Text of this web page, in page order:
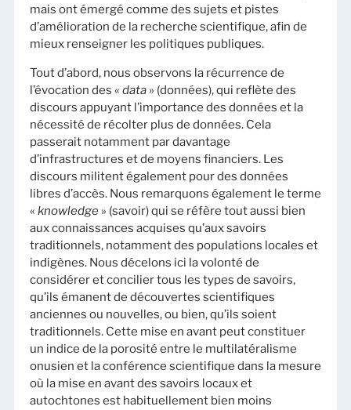
mais ont émergé comme des sujets et pistes
d’amélioration de la recherche scientifique, afin de
mieux renseigner les politiques publiques.
Tout d’abord, nous observons la récurrence de
l’évocation des « data » (données), qui reflète des
discours appuyant l’importance des données et la
nécessité de récolter plus de données. Cela
passerait notamment par davantage
d’infrastructures et de moyens financiers. Les
discours militent également pour des données
libres d’accès. Nous remarquons également le terme
« knowledge » (savoir) qui se réfère tout aussi bien
aux connaissances acquises qu’aux savoirs
traditionnels, notamment des populations locales et
indigènes. Nous décelons ici la volonté de
considérer et concilier tous les types de savoirs,
qu’ils émanent de découvertes scientifiques
anciennes ou nouvelles, ou bien, qu’ils soient
traditionnels. Cette mise en avant peut constituer
un indice de la porosité entre le multilatéralisme
onusien et la conférence scientifique dans la mesure
où la mise en avant des savoirs locaux et
autochtones est habituellement bien moins